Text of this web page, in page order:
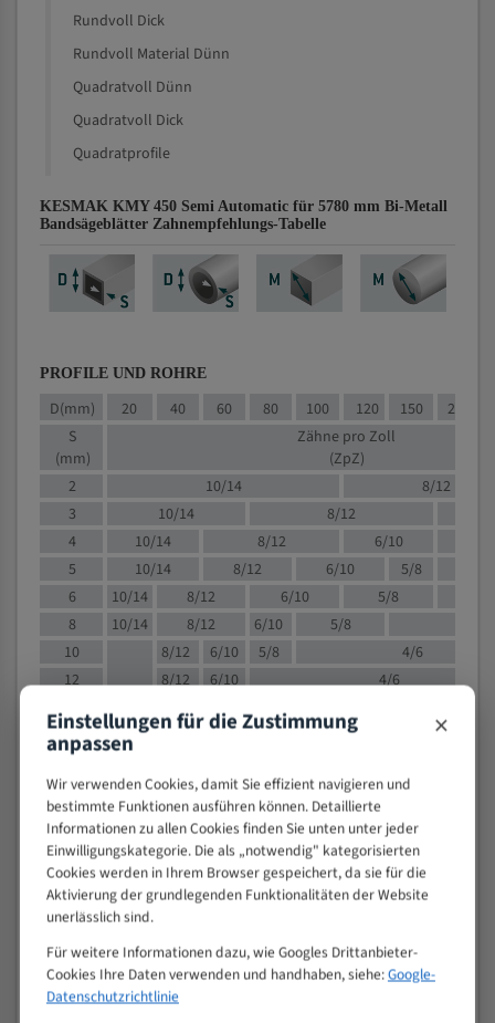
Rundvoll Dick
Rundvoll Material Dünn
Quadratvoll Dünn
Quadratvoll Dick
Quadratprofile
KESMAK KMY 450 Semi Automatic für 5780 mm Bi-Metall
Bandsägeblätter Zahnempfehlungs-Tabelle
PROFILE UND ROHRE
D(mm) 20 40 60 80 100 120 150 200
S
(mm)
Zähne pro Zoll
(ZpZ)
2
10/14
8/12
3
10/14 8/12
4
10/14 8/12 6/10
5
10/14 8/12 6/10
5/8
6
10/14 8/12 6/10
5/8
8
10/14 8/12 6/10 5/8
10
8/12 6/10 5/8
4/6
12
8/12 6/10
4/6
8/12 6/10
20
4/6
50
4/5
80
> 100
VOLLMATERIAL
Zoll (ZpZ))
>
25
10/14
Einstellungen für die Zustimmung
anpassen ×
Wir verwenden Cookies, damit Sie effizient navigieren und
bestimmte Funktionen ausführen können. Detaillierte
Informationen zu allen Cookies finden Sie unten unter jeder
Einwilligungskategorie. Die als „notwendig" kategorisierten
Cookies werden in Ihrem Browser gespeichert, da sie für die
Aktivierung der grundlegenden Funktionalitäten der Website
unerlässlich sind.
Für weitere Informationen dazu, wie Googles Drittanbieter-
Cookies Ihre Daten verwenden und handhaben, siehe:Google-
Datenschutzrichtlinie